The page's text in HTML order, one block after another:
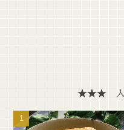
★★★